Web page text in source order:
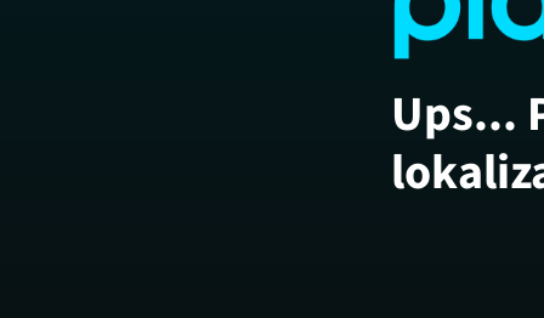
Ups...